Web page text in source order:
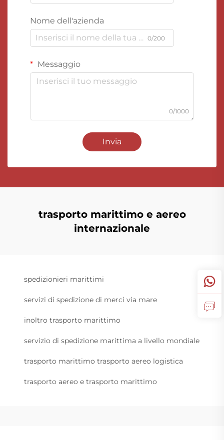
Nome dell'azienda
0/200
Messaggio
0/1000
Invia
trasporto marittimo e aereo
internazionale
spedizionieri marittimi
servizi di spedizione di merci via mare
inoltro trasporto marittimo
servizio di spedizione marittima a livello mondiale
trasporto marittimo trasporto aereo logistica
trasporto aereo e trasporto marittimo